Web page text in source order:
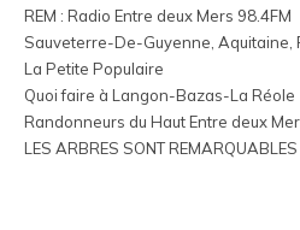
REM : Radio Entre deux Mers 98.4FM
Sauveterre-De-Guyenne, Aquitaine,
La Petite Populaire
Quoi faire à Langon-Bazas-La Réole
Randonneurs du Haut Entre deux
LES ARBRES SONT REMARQUABLES